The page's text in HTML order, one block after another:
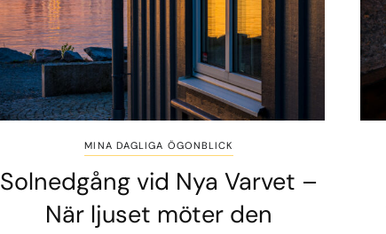
MINA DAGLIGA ÖGONBLICK
Solnedgång vid Nya Varvet –
När ljuset möter den